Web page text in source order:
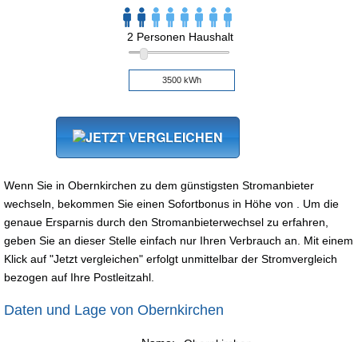
2 Personen Haushalt
Wenn Sie in Obernkirchen zu dem günstigsten Stromanbieter
wechseln, bekommen Sie einen Sofortbonus in Höhe von . Um die
genaue Ersparnis durch den Stromanbieterwechsel zu erfahren,
geben Sie an dieser Stelle einfach nur Ihren Verbrauch an. Mit einem
Klick auf "Jetzt vergleichen" erfolgt unmittelbar der Stromvergleich
bezogen auf Ihre Postleitzahl.
Daten und Lage von Obernkirchen